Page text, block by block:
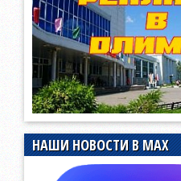
НАШИ НОВОСТИ В MAX